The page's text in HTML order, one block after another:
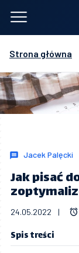
Strona główna
Jacek Palęcki
Jak pisać
24.05.2022 |
Spis treści